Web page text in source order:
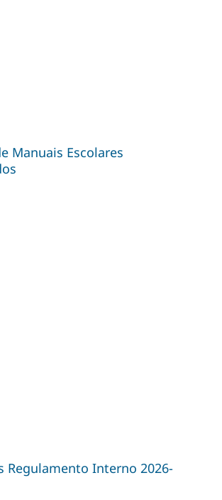
Manuais Escolares
Regulamento Interno 2026-